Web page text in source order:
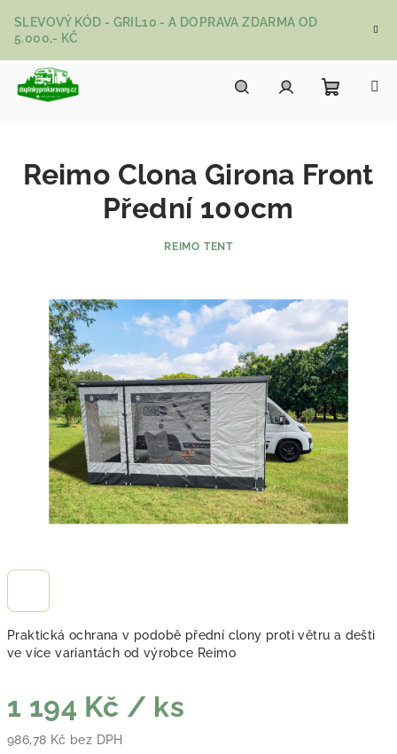
SLEVOVÝ KÓD - GRIL10 - A DOPRAVA ZDARMA OD
5.000,- KČ
Praktická ochrana v podobě přední clony proti větru a dešti
ve více variantách od výrobce Reimo
1 194 Kč / ks
986,78 Kč bez DPH
Reimo Clona Girona Front
Přední 100cm
REIMO TENT